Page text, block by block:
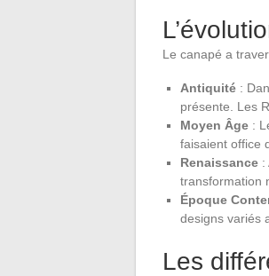
Le canapé a
Antiquité :
présente. Les
Moyen Âge :
faisaient office
Renaissance :
transformation
Époque
designs variés
Les